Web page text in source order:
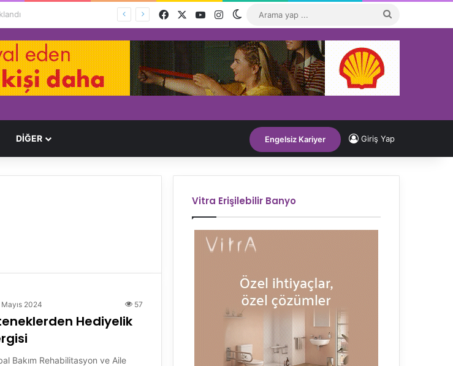
Facebook YouTubeInstagramDış görünümü değiştir
...
DİĞER Engelsiz Kariyer Giriş Yap
2024 57
Hediyelik
Bakım Rehabilitasyon ve Aile
Vitra Erişilebilir Banyo